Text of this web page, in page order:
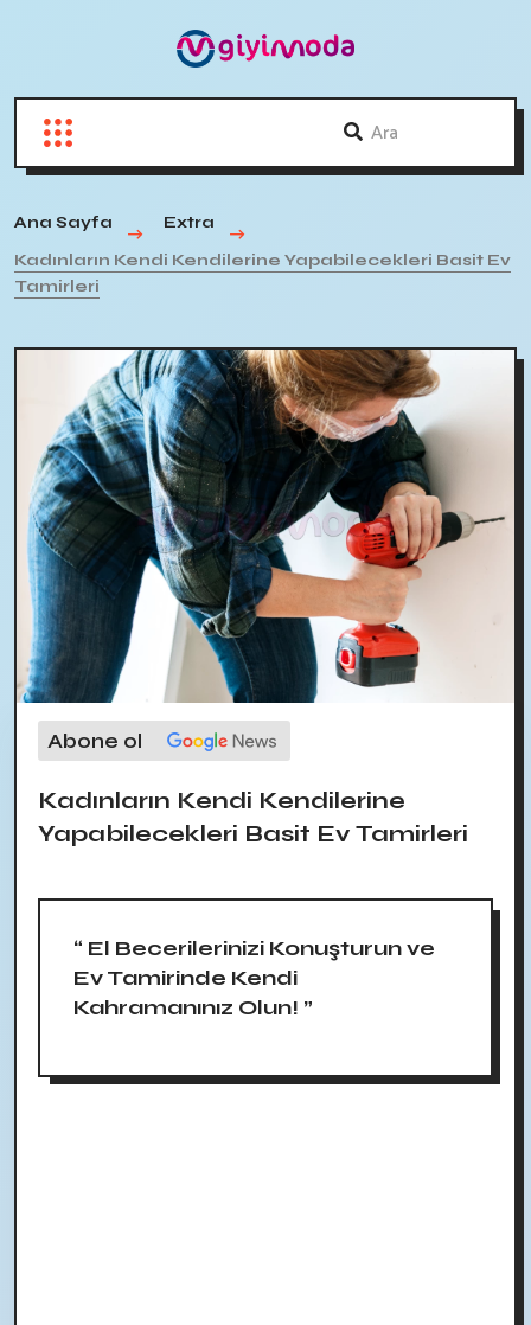
Ana Sayfa
Extra
Kadınların Kendi Kendilerine Yapabilecekleri Basit Ev
Tamirleri
Abone ol
Kadınların Kendi Kendilerine
Yapabilecekleri Basit Ev Tamirleri
“ El Becerilerinizi Konuşturun ve
Ev Tamirinde Kendi
Kahramanınız Olun! ”